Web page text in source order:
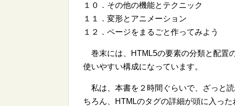
１０．その他の機能とテクニック
１１．変形とアニメーション
１２．ページをまるごと作ってみよう
巻末には、HTML5の要素の分類と配置
使いやすい構成になっています。
私は、本書を２時間ぐらいで、ざっと
ちろん、HTMLのタグの詳細が頭に入っ